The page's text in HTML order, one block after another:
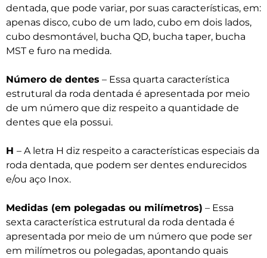
dentada, que pode variar, por suas características, em:
apenas disco, cubo de um lado, cubo em dois lados,
cubo desmontável, bucha QD, bucha taper, bucha
MST e furo na medida.
Número de dentes – Essa quarta característica
estrutural da roda dentada é apresentada por meio
de um número que diz respeito a quantidade de
dentes que ela possui.
H – A letra H diz respeito a características especiais da
roda dentada, que podem ser dentes endurecidos
e/ou aço Inox.
Medidas (em polegadas ou milímetros) – Essa
sexta característica estrutural da roda dentada é
apresentada por meio de um número que pode ser
em milímetros ou polegadas, apontando quais